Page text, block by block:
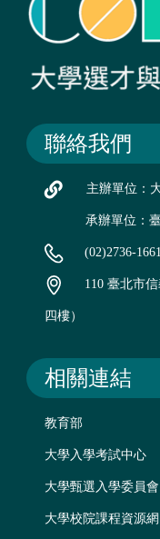
聯絡我們
主辦單位：
承辦單位：
(02)2736-
110 臺北市
四樓）
相關連結
教育部
大學入學考試中心
大學甄選入學委員會
大學校院課程資源網